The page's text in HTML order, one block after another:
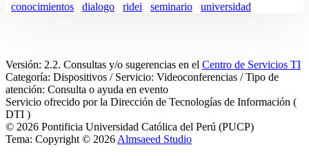
conocimientos dialogo ridei seminario universidad
Versión: 2.2. Consultas y/o sugerencias en el Centro de Servicios TI
Categoría: Dispositivos / Servicio: Videoconferencias / Tipo de
atención: Consulta o ayuda en evento
Servicio ofrecido por la Dirección de Tecnologías de Información (
DTI )
© 2026 Pontificia Universidad Católica del Perú (PUCP)
Tema: Copyright © 2026Almsaeed Studio